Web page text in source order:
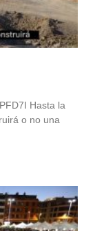
Hasta la
o no una